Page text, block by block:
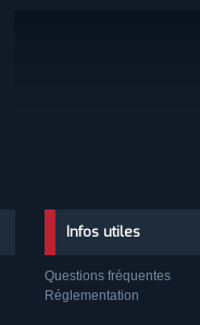
Infos utiles
Questions fréquentes
Réglementation